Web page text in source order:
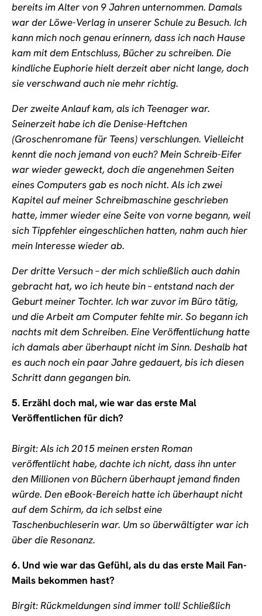
bereits im Alter von 9 Jahren unternommen. Damals
war der Löwe-Verlag in unserer Schule zu Besuch. Ich
kann mich noch genau erinnern, dass ich nach Hause
kam mit dem Entschluss, Bücher zu schreiben. Die
kindliche Euphorie hielt derzeit aber nicht lange, doch
sie verschwand auch nie mehr richtig.
Der zweite Anlauf kam, als ich Teenager war.
Seinerzeit habe ich die Denise-Heftchen
(Groschenromane für Teens) verschlungen. Vielleicht
kennt die noch jemand von euch? Mein Schreib-Eifer
war wieder geweckt, doch die angenehmen Seiten
eines Computers gab es noch nicht. Als ich zwei
Kapitel auf meiner Schreibmaschine geschrieben
hatte, immer wieder eine Seite von vorne begann, weil
sich Tippfehler eingeschlichen hatten, nahm auch hier
mein Interesse wieder ab.
Der dritte Versuch – der mich schließlich auch dahin
gebracht hat, wo ich heute bin – entstand nach der
Geburt meiner Tochter. Ich war zuvor im Büro tätig,
und die Arbeit am Computer fehlte mir. So begann ich
nachts mit dem Schreiben. Eine Veröffentlichung hatte
ich damals aber überhaupt nicht im Sinn. Deshalb hat
es auch noch ein paar Jahre gedauert, bis ich diesen
Schritt dann gegangen bin.
5. Erzähl doch mal, wie war das erste Mal
Veröffentlichen für dich?
Birgit: Als ich 2015 meinen ersten Roman
veröffentlicht habe, dachte ich nicht, dass ihn unter
den Millionen von Büchern überhaupt jemand finden
würde. Den eBook-Bereich hatte ich überhaupt nicht
auf dem Schirm, da ich selbst eine
Taschenbuchleserin war. Um so überwältigter war ich
über die Resonanz.
6. Und wie war das Gefühl, als du das erste Mail Fan-
Mails bekommen hast?
Birgit: Rückmeldungen sind immer toll! Schließlich